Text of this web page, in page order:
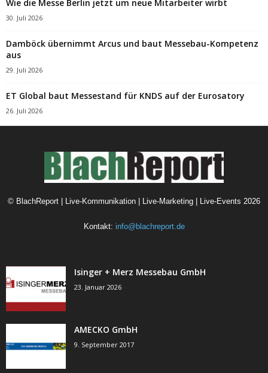
Wie die Messe Berlin jetzt um neue Mitarbeiter wirbt
30. Juli 2026
Damböck übernimmt Arcus und baut Messebau-Kompetenz
aus
29. Juli 2026
ET Global baut Messestand für KNDS auf der Eurosatory
26. Juli 2026
© BlachReport | Live-Kommunikation | Live-Marketing | Live-Events 2026
Kontakt: info@blachreport.de
Isinger + Merz Messebau GmbH
23. Januar 2026
AMECKO GmbH
9. September 2017